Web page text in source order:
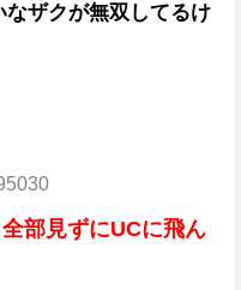
なザクが無双してるけ
部見ずにUCに飛ん